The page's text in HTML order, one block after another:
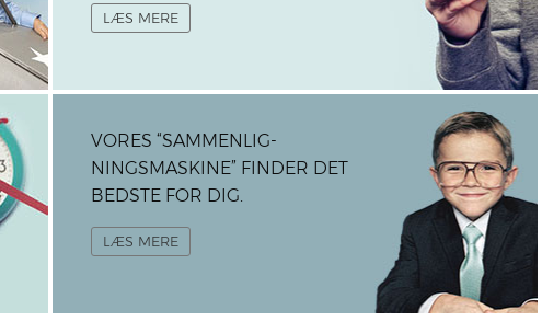
LÆS MERE
VORES “SAMMENLIG­
NINGSMASKINE” FINDER DET
BEDSTE FOR DIG.
LÆS MERE